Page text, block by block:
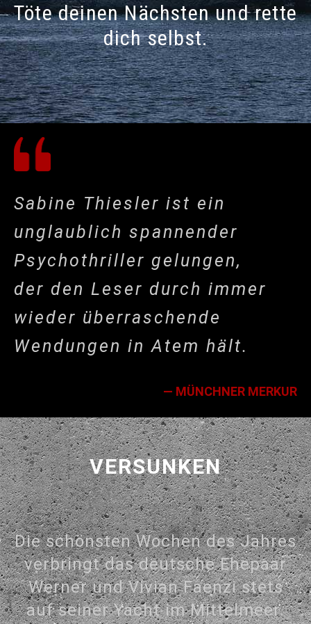
Töte deinen Nächsten und rette
dich selbst.
Sabine Thiesler ist ein
unglaublich spannender
Psychothriller gelungen,
der den Leser durch immer
wieder überraschende
Wendungen in Atem hält.
— MÜNCHNER MERKUR
VERSUNKEN
Die schönsten Wochen des Jahres
verbringt das deutsche Ehepaar
Werner und Vivian Faenzi stets
auf seiner Yacht im Mittelmeer.